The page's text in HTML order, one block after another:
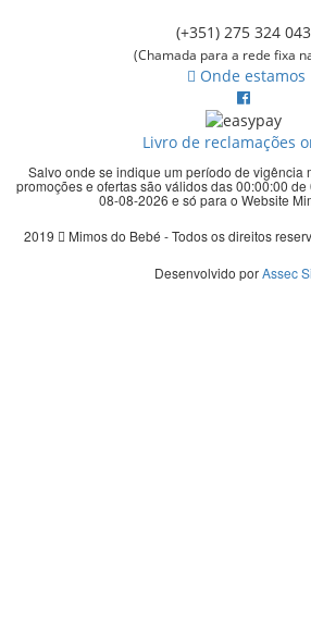
(+351) 275 324 043
(Chamada para a rede fixa
Onde estamos
Livro de reclamações
Salvo onde se indique um período de vigência
promoções e ofertas são válidos das 00:00:00
08-08-2026 e só para o Website
2019
Mimos do Bebé - Todos os direitos
Desenvolvido porAssec